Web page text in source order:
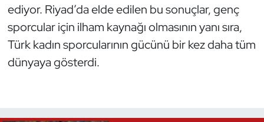
ediyor. Riyad’da elde edilen bu sonuçlar, genç
sporcular için ilham kaynağı olmasının yanı sıra,
Türk kadın sporcularının gücünü bir kez daha tüm
dünyaya gösterdi.